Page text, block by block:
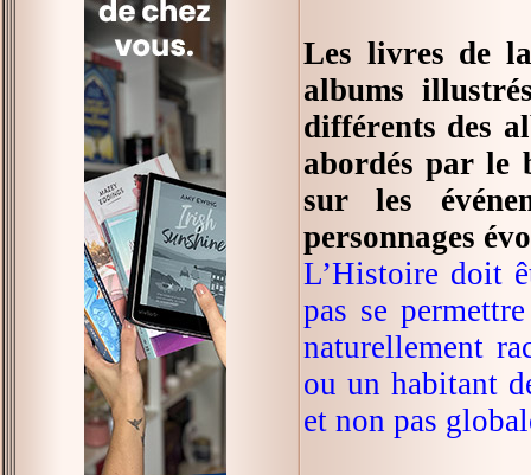
Les livres de
albums
différents des
abordés par le
sur les
personnages
L’Histoire doit
pas se
naturellement
ou un habitant
et non pas